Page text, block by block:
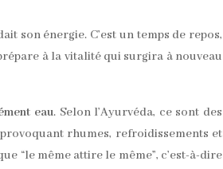
son énergie. C’est un temps de repos,
à la vitalité qui surgira à nouveau
eau. Selon l’Ayurvéda, ce sont des
rhumes, refroidissements et
“le même attire le même”, c’est-à-dire